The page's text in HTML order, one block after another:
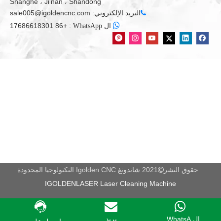
المنتجات النهائية
البريد الإلكتروني: sale005@igoldencnc.com

ال WhatsApp :
+86 17686618301
ال WhatsA... بريد
حقوق النشر 2021 شاندونغ Igolden CNC التكنولوجيا المحدودة
IGOLDENLASER Laser Cleaning Machine